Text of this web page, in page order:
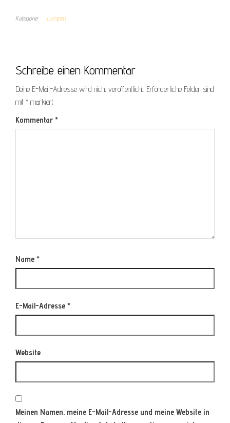
Kategorie Lampen
Schreibe einen Kommentar
Deine E-Mail-Adresse wird nicht veröffentlicht. Erforderliche Felder sind
mit * markiert
Kommentar *
Name *
E-Mail-Adresse *
Website
Meinen Namen, meine E-Mail-Adresse und meine Website in